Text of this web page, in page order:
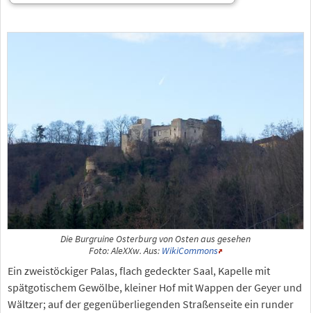
Die Burgruine Osterburg von Osten aus gesehen
Foto: AleXXw. Aus: WikiCommons
Ein zweistöckiger Palas, flach gedeckter Saal, Kapelle mit
spätgotischem Gewölbe, kleiner Hof mit Wappen der Geyer und
Wältzer; auf der gegenüberliegenden Straßenseite ein runder